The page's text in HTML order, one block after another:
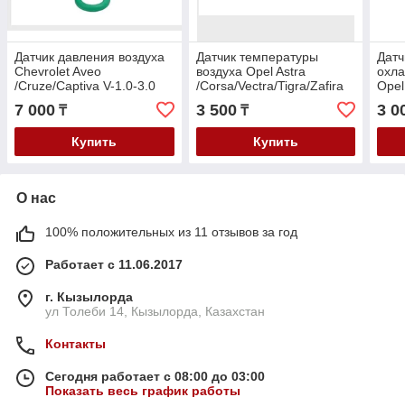
Датчик давления воздуха
Chevrolet Aveo
/Cruze/Captiva V-1.0-3.0
08-/Ranov R3/Opel
Astra/Corsa 08-
7 000 ₸
Купить
Датчик температуры
воздуха Opel Astra
/Corsa/Vectra/Tigra/Zafira
V-1.0-1.8 91-
3 500₸
Купить
3
О нас
100% положительных из 11 отзывов за год
Работает с 11.06.2017
г. Кызылорда
ул Толеби 14, Кызылорда, Казахстан
Контакты
Сегодня работает с 08:00 до 03:00
Показать весь график работы